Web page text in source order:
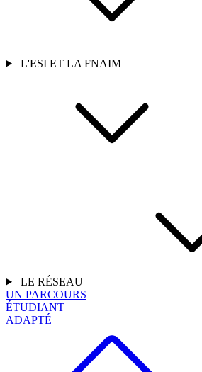
L'ESI ET LA FNAIM
LE RÉSEAU
UN PARCOURS
ÉTUDIANT
ADAPTÉ